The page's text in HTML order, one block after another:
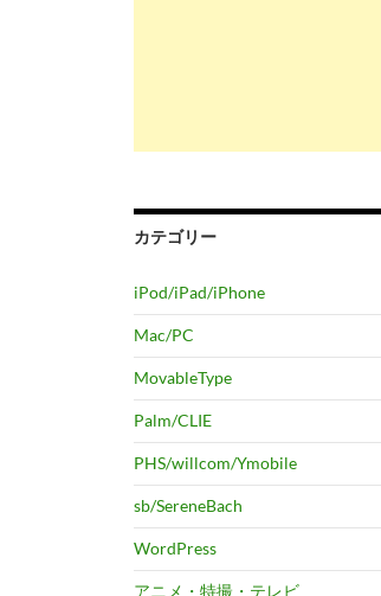
カテゴリー
iPod/iPad/iPhone
Mac/PC
MovableType
Palm/CLIE
PHS/willcom/Ymobile
sb/SereneBach
WordPress
アニメ・特撮・テレビ